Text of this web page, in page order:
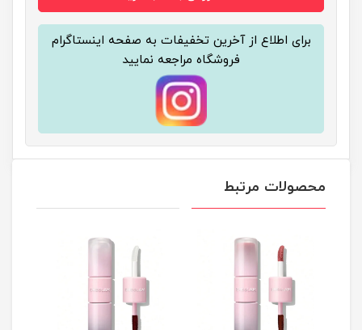
برای اطلاع از آخرین تخفیفات به صفحه اینستاگرام
فروشگاه مراجعه نمایید
محصولات مرتبط